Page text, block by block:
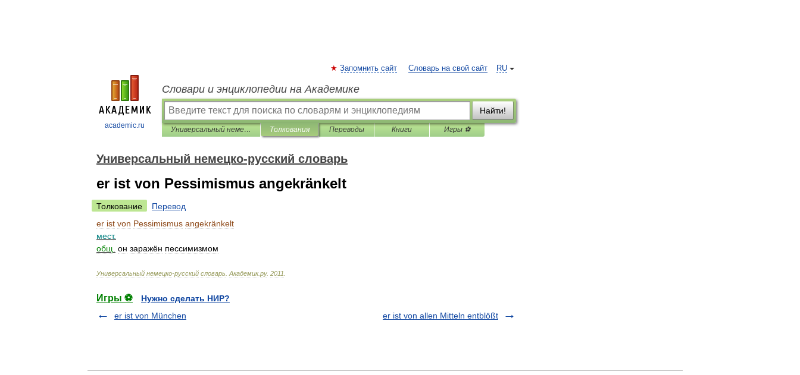
academic.ru
RU
Запомнить сайт Словарь на свой сайт
Словари и энциклопедии на Академике
Найти!
Универсальный немецко-русский словарь Толкования Переводы Книги Игры ⚽
Универсальный немецко-русский словарь
er ist von Pessimismus angekränkelt
Толкование
Перевод
er ist von Pessimismus angekränkelt
мест.
общ он заражён пессимизмом
Универсальный немецко-русский словарь Академик.ру. 2011
Игры ⚽
Нужно сделать НИР?
er ist von München
er ist von allen Mitteln entblößt